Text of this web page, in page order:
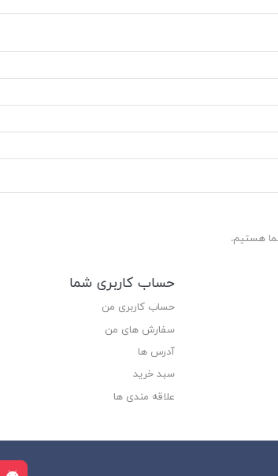
حساب کاربری شما
حساب کاربری من
سفارش های من‎
آدرس ها
سبد خرید
علاقه مندی ها